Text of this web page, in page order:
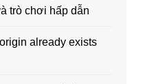
trò chơi hấp dẫn
already exists